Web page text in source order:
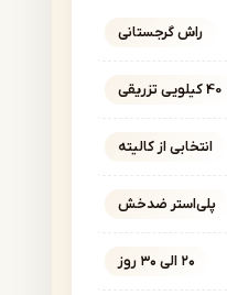
راش گرجستانی
40 کیلویی تزریقی
انتخابی از کالیته
پلی‌استر ضدخش
۲۰ الی ۳۰ روز